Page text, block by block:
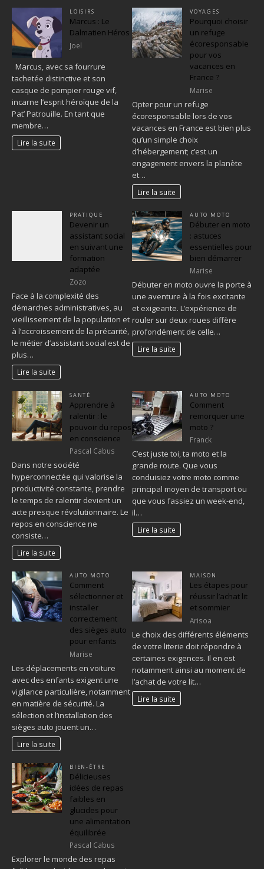
LOISIRS
Marcus : Le
Dalmatien Héros
Joel
Marcus, avec sa fourrure
tachetée distinctive et son
casque de pompier rouge vif,
incarne l’esprit héroïque de la
Pat’ Patrouille. En tant que
membre…
Lire la suite
VOYAGES
Pourquoi choisir
un refuge
écoresponsable
pour vos
vacances en
France ?
Marise
Opter pour un refuge
écoresponsable lors de vos
vacances en France est bien plus
qu’un simple choix
d’hébergement; c’est un
engagement envers la planète
et…
Lire la suite
PRATIQUE
Devenir un
assistant social
en suivant une
formation
adaptée
Zozo
Face à la complexité des
démarches administratives, au
vieillissement de la population et
à l’accroissement de la précarité,
le métier d’assistant social est de
plus…
Lire la suite
AUTO MOTO
Débuter en moto
: astuces
essentielles pour
bien démarrer
Marise
Débuter en moto ouvre la porte à
une aventure à la fois excitante
et exigeante. L’expérience de
rouler sur deux roues diffère
profondément de celle…
Lire la suite
SANTÉ
Apprendre à
ralentir : le
pouvoir du repos
en conscience
Pascal Cabus
Dans notre société
hyperconnectée qui valorise la
productivité constante, prendre
le temps de ralentir devient un
acte presque révolutionnaire. Le
repos en conscience ne
consiste…
Lire la suite
AUTO MOTO
Comment
remorquer une
moto ?
Franck
C’est juste toi, ta moto et la
grande route. Que vous
conduisiez votre moto comme
principal moyen de transport ou
que vous fassiez un week-end,
il…
Lire la suite
AUTO MOTO
Comment
sélectionner et
installer
correctement
des sièges auto
pour enfants
Marise
Les déplacements en voiture
avec des enfants exigent une
vigilance particulière, notamment
en matière de sécurité. La
sélection et l’installation des
sièges auto jouent un…
Lire la suite
MAISON
Les étapes pour
réussir l’achat lit
et sommier
Arisoa
Le choix des différents éléments
de votre literie doit répondre à
certaines exigences. Il en est
notamment ainsi au moment de
l’achat de votre lit…
Lire la suite
BIEN-ÊTRE
Délicieuses
idées de repas
faibles en
glucides pour
une alimentation
équilibrée
Pascal Cabus
Explorer le monde des repas